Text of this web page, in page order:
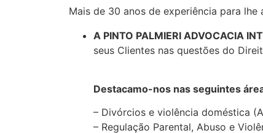
Mais de 30 anos de experiência para lhe
A PINTO PALMIERI ADVOCACIA
seus Clientes nas questões do
Destacamo-nos nas seguintes
– Divórcios e violência doméstica
– Regulação Parental, Abuso e